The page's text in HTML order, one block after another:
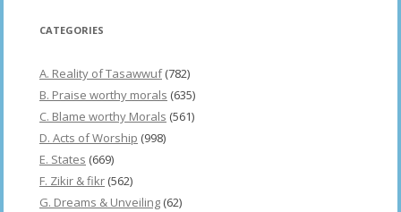
CATEGORIES
A. Reality of Tasawwuf(782)
B. Praise worthy morals (635)
C. Blame worthy Morals (561)
D. Acts of Worship (998)
E. States (669)
F. Zikir & fikr (562)
G. Dreams & Unveiling (62)